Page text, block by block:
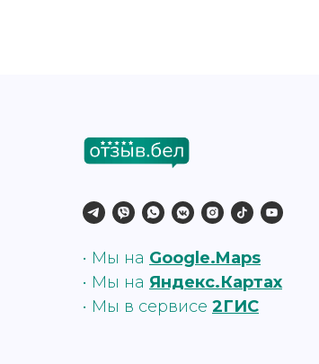
• Мы на Google.Maps
• Мы на Яндекс.Картах
• Мы в сервисе 2ГИС